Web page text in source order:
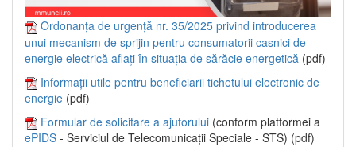
Ordonanța de urgență nr. 35/2025 privind introducerea
unui mecanism de sprijin pentru consumatorii casnici de
energie electrică aflați în situația de sărăcie energetică (pdf)
Informații utile pentru beneficiarii tichetului electronic de
energie (pdf)
Formular de solicitare a ajutorului (conform platformei a
ePIDS - Serviciul de Telecomunicații Speciale - STS) (pdf)